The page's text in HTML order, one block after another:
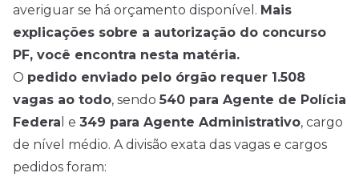
averiguar se há orçamento disponível. Mais
explicações sobre a autorização do concurso
PF, você encontra nesta matéria.
O pedido enviado pelo órgão requer 1.508
vagas ao todo, sendo 540 para Agente de Polícia
Federa l e 349 para Agente Administrativo, cargo
de nível médio. A divisão exata das vagas e cargos
pedidos foram: